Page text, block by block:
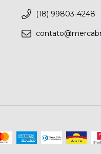
(18) 99803-4248